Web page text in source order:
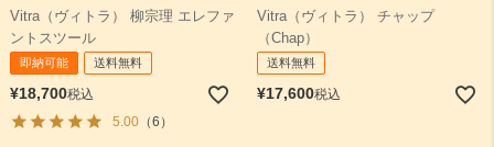
Vitra（ヴィトラ） 柳宗理 エレファ
ントスツール
即納可能 送料無料
¥18,700税込
5.00（6）
Vitra（ヴィトラ） チャップ
（Chap）
送料無料
¥17,600税込